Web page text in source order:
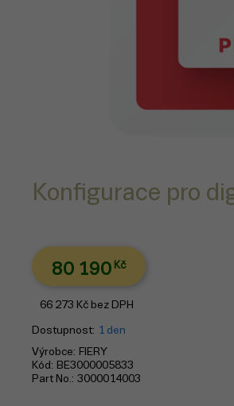
Konfigurace pro
80 190 Kč
66 273 Kč bez DPH
Dostupnost 1 den
Výrobce
FIERY
Kód
BE3000005833
Part No.
3000014003